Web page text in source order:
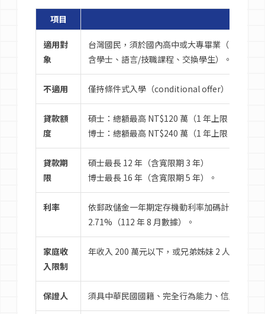
項目
適用對
象
台灣國民，須於國內高中或大專畢業（或具同
含學士、語言/技職課程、交換學生）。
不適用 僅持條件式入學（conditional offer）；須先就
貸款額
度
碩士：總額最高 NT$120 萬（1 年上限 60 萬，
博士：總額最高 NT$240 萬（1 年上限 80 萬，
貸款期
限
碩士最長 12 年（含寬限期 3 年）
博士最長 16 年（含寬限期 5 年）。
利率
依郵政儲金一年期定存機動利率加碼計算，寬
2.71%（112 年 8 月數據）。
家庭收
入限制
年收入 200 萬元以下，或兄弟姊妹 2 人以上同
保證人 須具中華民國國籍、完全行為能力、信用良好